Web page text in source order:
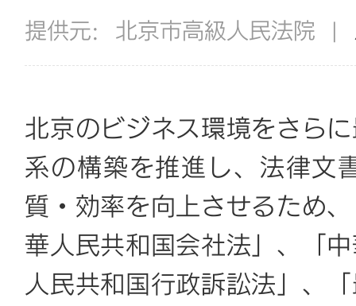
提供元: 北京市高級人民法院 |
北京のビジネス環境をさら
系の構築を推進し、法律文
質・効率を向上させるため
華人民共和国会社法」、「
人民共和国行政訴訟法」、